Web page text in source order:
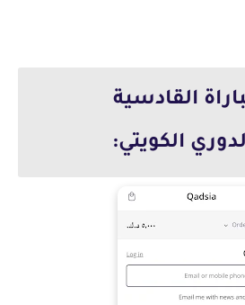
القادسية
الكويتي: